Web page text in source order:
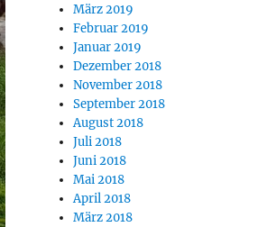
März 2019
Februar 2019
Januar 2019
Dezember 2018
November 2018
September 2018
August 2018
Juli 2018
Juni 2018
Mai 2018
April 2018
März 2018